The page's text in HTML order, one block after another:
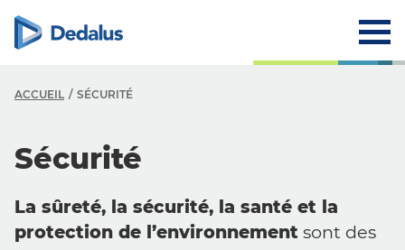
ACCUEIL SÉCURITÉ
Sécurité
La sûreté, la sécurité, la santé et la
protection de l’environnement sont des